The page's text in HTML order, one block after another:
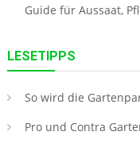
Guide für Aussaat,
LESETIPPS
So wird die
Pro und Contra